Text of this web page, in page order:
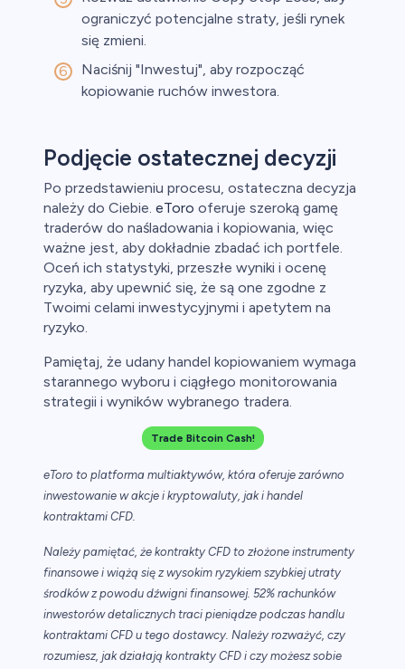
ograniczyć potencjalne straty, jeśli rynek
się zmieni.
Naciśnij "Inwestuj", aby rozpocząć
kopiowanie ruchów inwestora.
Podjęcie ostatecznej decyzji
Po przedstawieniu procesu, ostateczna decyzja
należy do Ciebie. eToro oferuje szeroką gamę
traderów do naśladowania i kopiowania, więc
ważne jest, aby dokładnie zbadać ich portfele.
Oceń ich statystyki, przeszłe wyniki i ocenę
ryzyka, aby upewnić się, że są one zgodne z
Twoimi celami inwestycyjnymi i apetytem na
ryzyko.
Pamiętaj, że udany handel kopiowaniem wymaga
starannego wyboru i ciągłego monitorowania
strategii i wyników wybranego tradera.
Trade Bitcoin Cash!
eToro to platforma multiaktywów, która oferuje zarówno
inwestowanie w akcje i kryptowaluty, jak i handel
kontraktami CFD.
Należy pamiętać, że kontrakty CFD to złożone instrumenty
finansowe i wiążą się z wysokim ryzykiem szybkiej utraty
środków z powodu dźwigni finansowej. 52% rachunków
inwestorów detalicznych traci pieniądze podczas handlu
kontraktami CFD u tego dostawcy. Należy rozważyć, czy
rozumiesz, jak działają kontrakty CFD i czy możesz sobie